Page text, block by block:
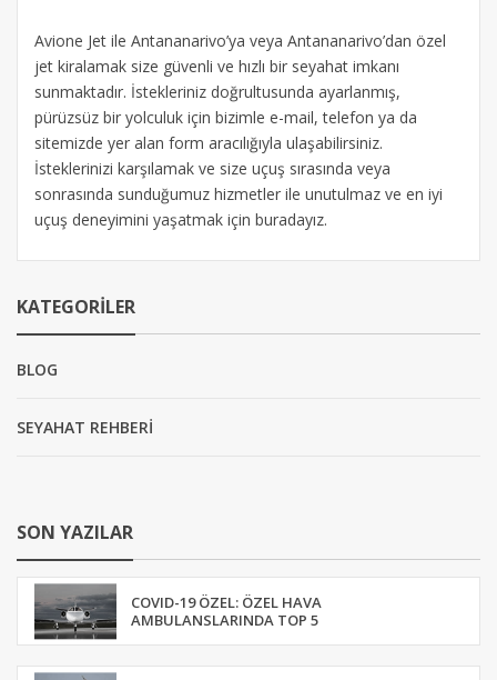
Avione Jet ile Antananarivo’ya veya Antananarivo’dan özel
jet kiralamak size güvenli ve hızlı bir seyahat imkanı
sunmaktadır. İstekleriniz doğrultusunda ayarlanmış,
pürüzsüz bir yolculuk için bizimle e-mail, telefon ya da
sitemizde yer alan form aracılığıyla ulaşabilirsiniz.
İsteklerinizi karşılamak ve size uçuş sırasında veya
sonrasında sunduğumuz hizmetler ile unutulmaz ve en iyi
uçuş deneyimini yaşatmak için buradayız.
KATEGORILER
BLOG
SEYAHAT REHBERİ
SON YAZILAR
COVID-19 ÖZEL: ÖZEL HAVA
AMBULANSLARINDA TOP 5